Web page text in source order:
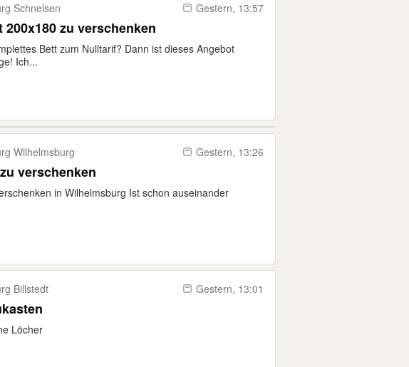
Schnelsen Gestern, 13:57
zu verschenken
Bett zum Nulltarif? Dann ist dieses Angebot
Ich...
Wilhelmsburg Gestern, 13:26
verschenken
in Wilhelmsburg Ist schon auseinander
Billstedt Gestern, 13:01
Löcher